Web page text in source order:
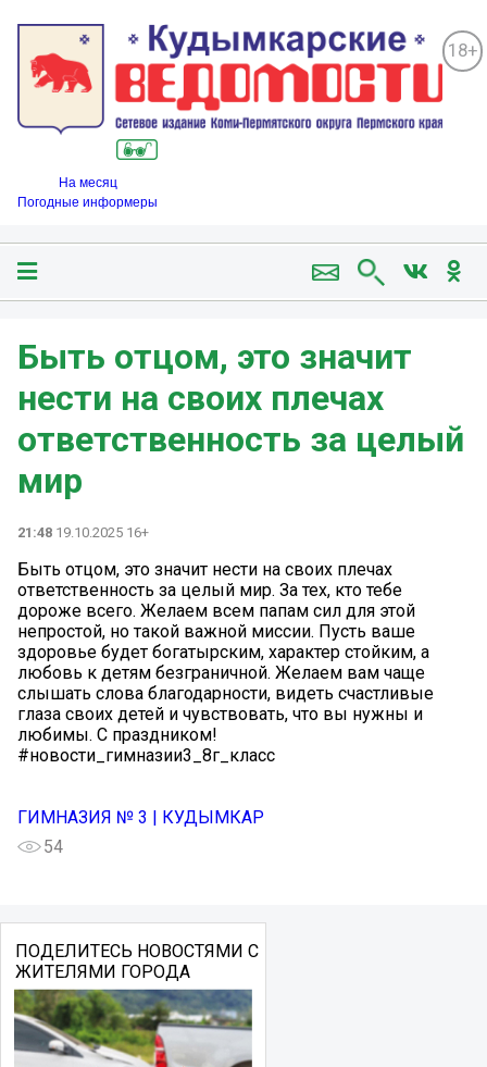
18+
На месяц
Погодные информеры
Быть отцом, это значит
нести на своих плечах
ответственность за целый
мир
21:48 19.10.2025 16+
Быть отцом, это значит нести на своих плечах
ответственность за целый мир. За тех, кто тебе
дороже всего. Желаем всем папам сил для этой
непростой, но такой важной миссии. Пусть ваше
здоровье будет богатырским, характер стойким, а
любовь к детям безграничной. Желаем вам чаще
слышать слова благодарности, видеть счастливые
глаза своих детей и чувствовать, что вы нужны и
любимы. С праздником!
#новости_гимназии3_8г_класс
ГИМНАЗИЯ № 3 | КУДЫМКАР
54
ПОДЕЛИТЕСЬ НОВОСТЯМИ С
ЖИТЕЛЯМИ ГОРОДА